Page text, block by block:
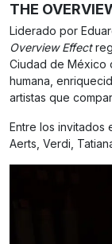
THE
Liderado por
Overview Effect
Ciudad de México
humana,
artistas que
Entre los invitados
Aerts, Verdi,